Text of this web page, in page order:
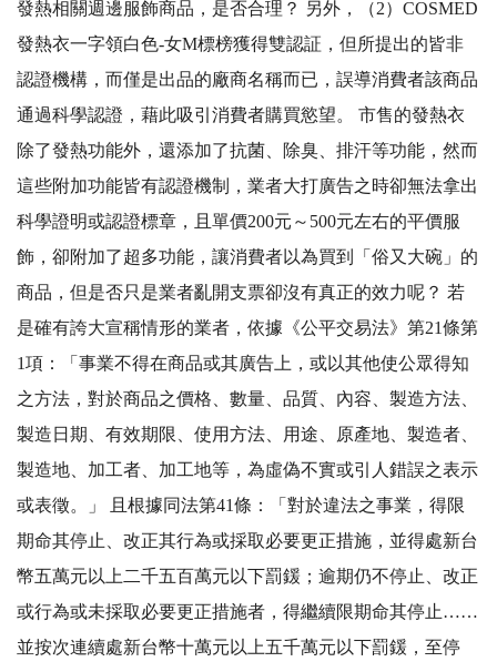
發熱相關週邊服飾商品，是否合理？ 另外，（2）COSMED
發熱衣一字領白色-女M標榜獲得雙認証，但所提出的皆非
認證機構，而僅是出品的廠商名稱而已，誤導消費者該商品
通過科學認證，藉此吸引消費者購買慾望。 市售的發熱衣
除了發熱功能外，還添加了抗菌、除臭、排汗等功能，然而
這些附加功能皆有認證機制，業者大打廣告之時卻無法拿出
科學證明或認證標章，且單價200元～500元左右的平價服
飾，卻附加了超多功能，讓消費者以為買到「俗又大碗」的
商品，但是否只是業者亂開支票卻沒有真正的效力呢？ 若
是確有誇大宣稱情形的業者，依據《公平交易法》第21條第
1項：「事業不得在商品或其廣告上，或以其他使公眾得知
之方法，對於商品之價格、數量、品質、內容、製造方法、
製造日期、有效期限、使用方法、用途、原產地、製造者、
製造地、加工者、加工地等，為虛偽不實或引人錯誤之表示
或表徵。」 且根據同法第41條：「對於違法之事業，得限
期命其停止、改正其行為或採取必要更正措施，並得處新台
幣五萬元以上二千五百萬元以下罰鍰；逾期仍不停止、改正
或行為或未採取必要更正措施者，得繼續限期命其停止……
並按次連續處新台幣十萬元以上五千萬元以下罰鍰，至停